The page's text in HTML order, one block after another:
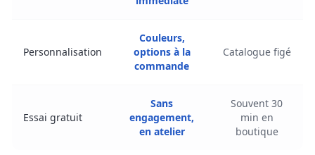
Personnalisation
Couleurs,
options à la
commande
Catalogue figé
Essai gratuit
Sans
engagement,
en atelier
Souvent 30
min en
boutique